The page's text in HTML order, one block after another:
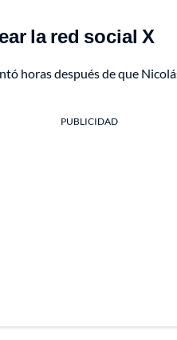
la red social X
horas después de que
PUBLICIDAD